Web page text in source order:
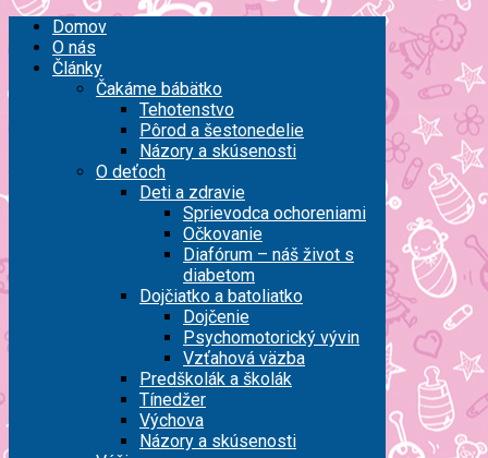
Domov
O nás
Články
Čakáme bábätko
Tehotenstvo
Pôrod a šestonedelie
Názory a skúsenosti
O deťoch
Deti a zdravie
Sprievodca ochoreniami
Očkovanie
Diafórum – náš život s
diabetom
Dojčiatko a batoliatko
Dojčenie
Psychomotorický vývin
Vzťahová väzba
Predškolák a školák
Tínedžer
Výchova
Názory a skúsenosti